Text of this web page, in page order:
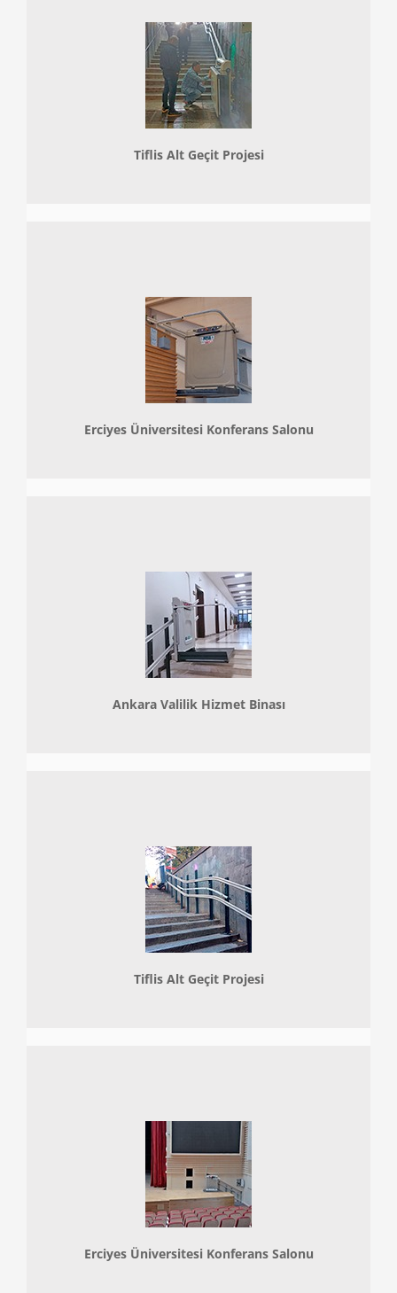
Tiflis Alt Geçit Projesi
Erciyes Üniversitesi Konferans Salonu
Ankara Valilik Hizmet Binası
Tiflis Alt Geçit Projesi
Erciyes Üniversitesi Konferans Salonu